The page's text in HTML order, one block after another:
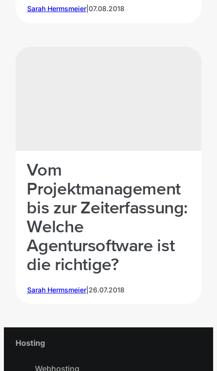
Sarah Hermsmeier| 07.08.2018
Vom
Projektmanagement
bis zur Zeiterfassung:
Welche
Agentursoftware ist
die richtige?
Sarah Hermsmeier| 26.07.2018
Hosting
Webhosting